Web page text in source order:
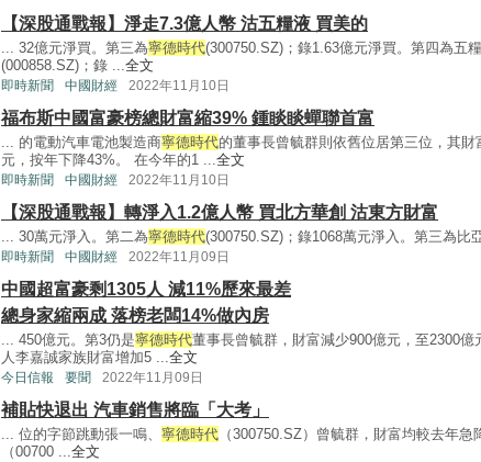
【深股通戰報】淨走7.3億人幣 沽五糧液 買美的
... 32億元淨買。第三為寧德時代(300750.SZ)；錄1.63億元淨買。第四為五
(000858.SZ)；錄 ...全文
即時新聞 中國財經 2022年11月10日
福布斯中國富豪榜總財富縮39% 鍾睒睒蟬聯首富
... 的電動汽車電池製造商寧德時代的董事長曾毓群則依舊位居第三位，其財
元，按年下降43%。 在今年的1 ...全文
即時新聞 中國財經 2022年11月10日
【深股通戰報】轉淨入1.2億人幣 買北方華創 沽東方財富
... 30萬元淨入。第二為寧德時代(300750.SZ)；錄1068萬元淨入。第三為比
即時新聞 中國財經 2022年11月09日
中國超富豪剩1305人 減11%歷來最差
總身家縮兩成 落榜老闆14%做內房
... 450億元。第3仍是寧德時代董事長曾毓群，財富減少900億元，至2300億
人李嘉誠家族財富增加5 ...全文
今日信報 要聞 2022年11月09日
補貼快退出 汽車銷售將臨「大考」
... 位的字節跳動張一鳴、 寧德時代 （300750.SZ）曾毓群，財富均較去年
（00700 ...全文